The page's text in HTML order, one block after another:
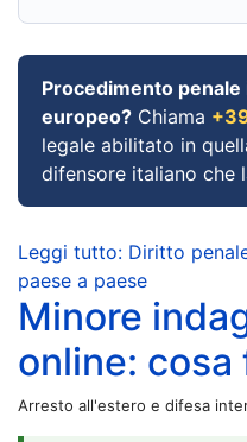
Procedimento penale
europeo? Chiama
legale abilitato in
difensore italiano che
Leggi tutto: Diritto
paese a paese
Minore
online: cosa
Arresto all'estero e difesa